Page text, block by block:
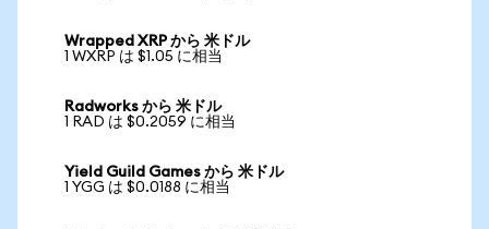
Wrapped XRP から 米ドル
1 WXRP は $1.05 に相当
Radworks から 米ドル
1 RAD は $0.2059 に相当
Yield Guild Games から 米ドル
1 YGG は $0.0188 に相当